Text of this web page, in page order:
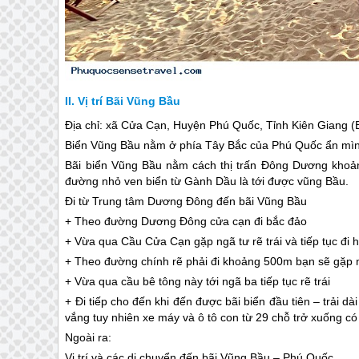
Vị trí Bãi Vũng Bầu
Địa chỉ: xã Cửa Cạn, Huyện Phú Quốc, Tỉnh Kiên Giang
Biển Vũng Bầu nằm ở phía Tây Bắc của Phú Quốc ẩn
Bãi biển Vũng Bầu nằm cách thị trấn Đông Dương
đường nhỏ ven biển từ Gành Dầu là tới được vũng Bầu.
Đi từ Trung tâm Dương Đông đến bãi Vũng Bầu
+ Theo đường Dương Đông cửa cạn đi bắc đảo
+ Vừa qua Cầu Cửa Cạn gặp ngã tư rẽ trái và tiếp tục đi
+ Theo đường chính rẽ phải đi khoảng 500m bạn sẽ
+ Vừa qua cầu bê tông này tới ngã ba tiếp tục rẽ trái
+ Đi tiếp cho đến khi đến được bãi biển đầu tiên – trải
vắng tuy nhiên xe máy và ô tô con từ 29 chỗ trở xuống
Ngoài ra: